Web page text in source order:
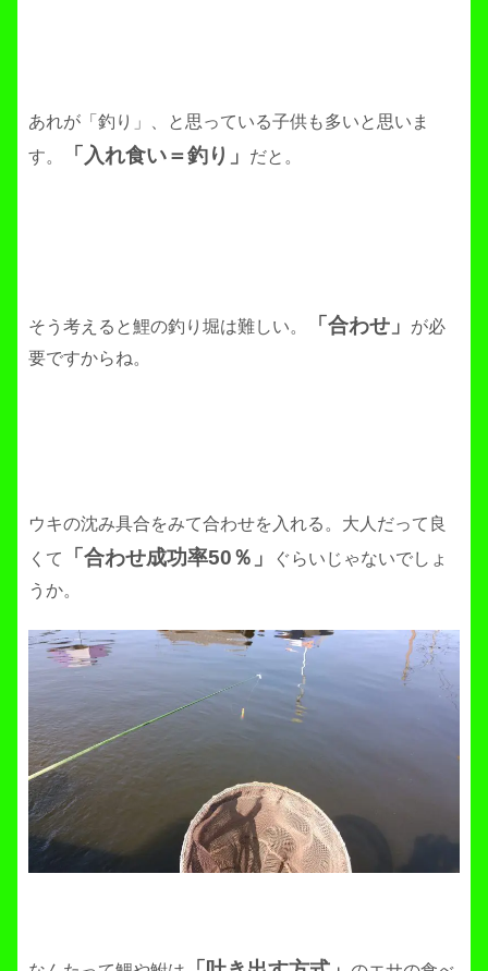
あれが「釣り」、と思っている子供も多いと思いま
す。
「入れ食い＝釣り」 だと。
そう考えると鯉の釣り堀は難しい。 「合わせ」
が必
要ですからね。
ウキの沈み具合をみて合わせを入れる。大人だって良
くて
「合わせ成功率50％」
ぐらいじゃないでしょ
うか。